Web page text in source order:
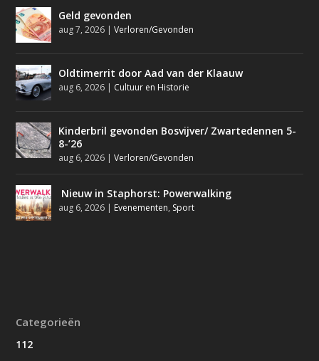
Geld gevonden
aug 7, 2026 |Verloren/Gevonden
Oldtimerrit door Aad van der Klaauw
aug 6, 2026 Cultuur en Historie
Kinderbril gevonden Bosvijver/ Zwartedennen 5-
8-’26
aug 6, 2026 |Verloren/Gevonden
Nieuw in Staphorst: Powerwalking
aug 6, 2026 Evenementen, Sport
Categorieën
112